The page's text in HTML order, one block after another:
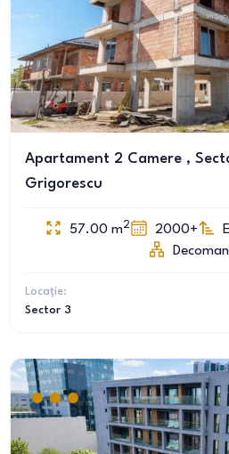
Apartament 2 Camere ,
Grigorescu
57.00 m2 2000+
Locație:
Sector 3